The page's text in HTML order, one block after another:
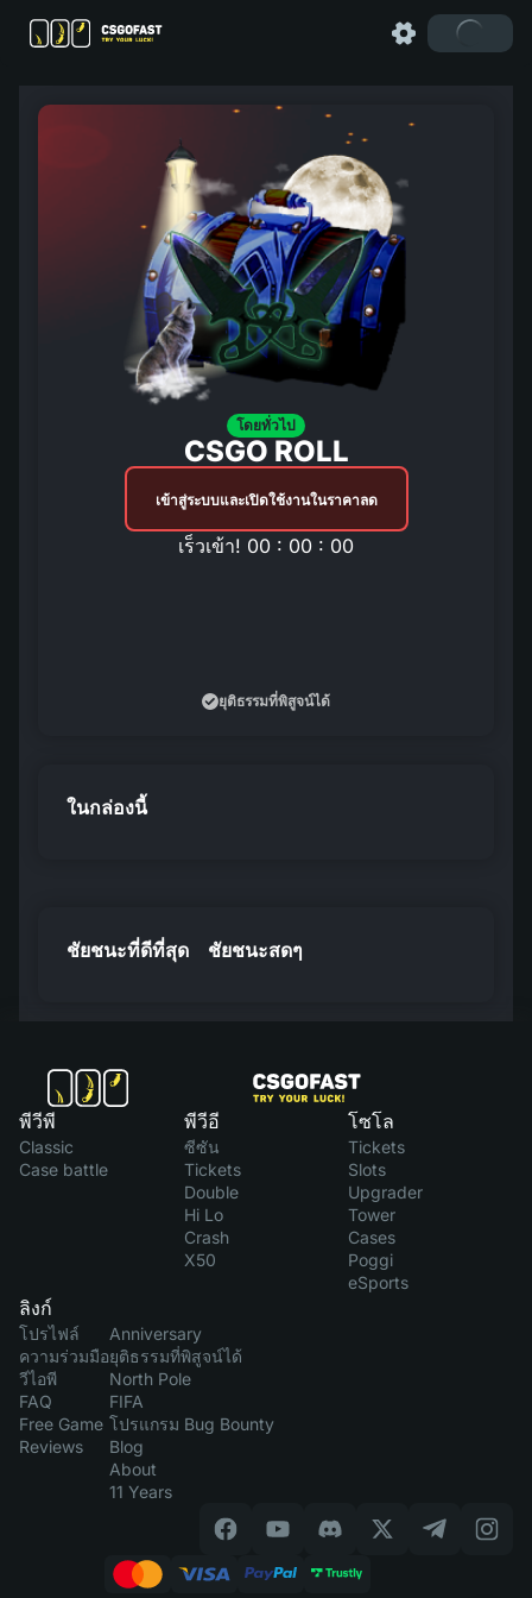
โดยทั่วไป
CSGO ROLL
เข้าสู่ระบบและเปิดใช้งานในราคาลด
เร็วเข้า! 00 : 00 : 00
ยุติธรรมที่พิสูจน์ได้
ในกล่องนี้
ชัยชนะที่ดีที่สุด ชัยชนะสดๆ
พีวีพี
Classic
Case battle
พีวีอี
ซีซัน
Tickets
Double
Hi Lo
Crash
X50
โซโล
Tickets
Slots
Upgrader
Tower
Cases
Poggi
eSports
ลิงก์
โปรไฟล์
ความร่วมมือ
วีไอพี
FAQ
Free Game
Reviews
Anniversary
ยุติธรรมที่พิสูจน์ได้
North Pole
FIFA
โปรแกรม Bug Bounty
Blog
About
11 Years